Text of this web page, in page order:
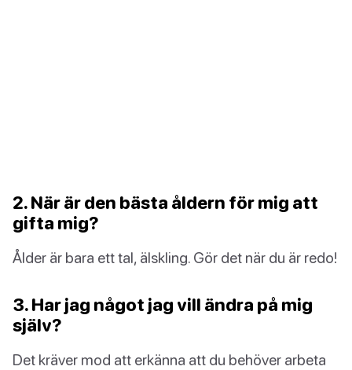
2. När är den bästa åldern för mig att
gifta mig?
Ålder är bara ett tal, älskling. Gör det när du är redo!
3. Har jag något jag vill ändra på mig
själv?
Det kräver mod att erkänna att du behöver arbeta